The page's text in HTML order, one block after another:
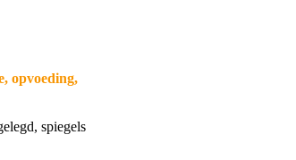
opvoeding,
spiegels